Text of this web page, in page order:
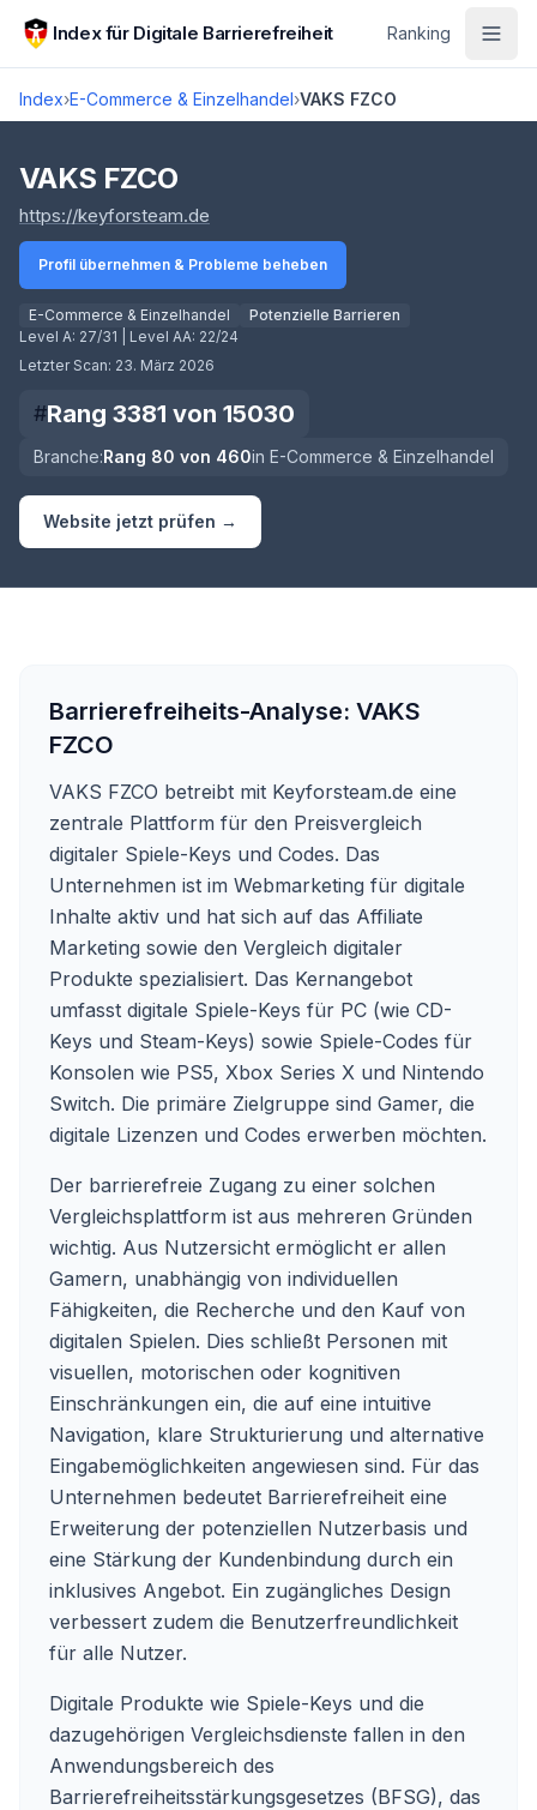
Zum Hauptinhalt springen
Index für Digitale Barrierefreiheit Ranking
Index›E-Commerce & Einzelhandel›VAKS FZCO
Score lädt
VAKS FZCO
https://keyforsteam.de
Profil übernehmen & Probleme beheben
E-Commerce & Einzelhandel
Potenzielle Barrieren
Level A: 27/31 | Level AA: 22/24
Letzter Scan: 23. März 2026
#Rang 3381 von 15030
Branche:Rang 80 von 460in E-Commerce & Einzelhandel
Website jetzt prüfen →
Barrierefreiheits-Analyse: VAKS
FZCO
VAKS FZCO betreibt mit Keyforsteam.de eine
zentrale Plattform für den Preisvergleich
digitaler Spiele-Keys und Codes. Das
Unternehmen ist im Webmarketing für digitale
Inhalte aktiv und hat sich auf das Affiliate
Marketing sowie den Vergleich digitaler
Produkte spezialisiert. Das Kernangebot
umfasst digitale Spiele-Keys für PC (wie CD-
Keys und Steam-Keys) sowie Spiele-Codes für
Konsolen wie PS5, Xbox Series X und Nintendo
Switch. Die primäre Zielgruppe sind Gamer, die
digitale Lizenzen und Codes erwerben möchten.
Der barrierefreie Zugang zu einer solchen
Vergleichsplattform ist aus mehreren Gründen
wichtig. Aus Nutzersicht ermöglicht er allen
Gamern, unabhängig von individuellen
Fähigkeiten, die Recherche und den Kauf von
digitalen Spielen. Dies schließt Personen mit
visuellen, motorischen oder kognitiven
Einschränkungen ein, die auf eine intuitive
Navigation, klare Strukturierung und alternative
Eingabemöglichkeiten angewiesen sind. Für das
Unternehmen bedeutet Barrierefreiheit eine
Erweiterung der potenziellen Nutzerbasis und
eine Stärkung der Kundenbindung durch ein
inklusives Angebot. Ein zugängliches Design
verbessert zudem die Benutzerfreundlichkeit
für alle Nutzer.
Digitale Produkte wie Spiele-Keys und die
dazugehörigen Vergleichsdienste fallen in den
Anwendungsbereich des
Barrierefreiheitsstärkungsgesetzes (BFSG), das